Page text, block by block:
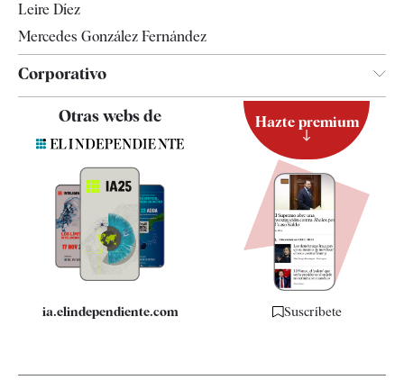
Leire Díez
Mercedes González Fernández
Corporativo
Contacto
Quiénes somos
Especificaciones
Otras webs de
ia.elindependiente.com
Hazte premium
Suscríbete